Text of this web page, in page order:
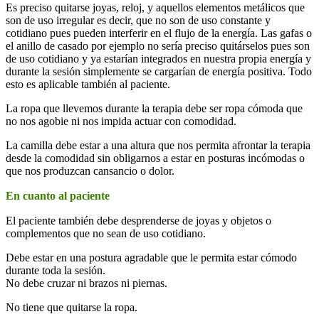
Es preciso quitarse joyas, reloj, y aquellos elementos metálicos que
son de uso irregular es decir, que no son de uso constante y
cotidiano pues pueden interferir en el flujo de la energía. Las gafas o
el anillo de casado por ejemplo no sería preciso quitárselos pues son
de uso cotidiano y ya estarían integrados en nuestra propia energía y
durante la sesión simplemente se cargarían de energía positiva. Todo
esto es aplicable también al paciente.
La ropa que llevemos durante la terapia debe ser ropa cómoda que
no nos agobie ni nos impida actuar con comodidad.
La camilla debe estar a una altura que nos permita afrontar la terapia
desde la comodidad sin obligarnos a estar en posturas incómodas o
que nos produzcan cansancio o dolor.
En cuanto al paciente
El paciente también debe desprenderse de joyas y objetos o
complementos que no sean de uso cotidiano.
Debe estar en una postura agradable que le permita estar cómodo
durante toda la sesión.
No debe cruzar ni brazos ni piernas.
No tiene que quitarse la ropa.